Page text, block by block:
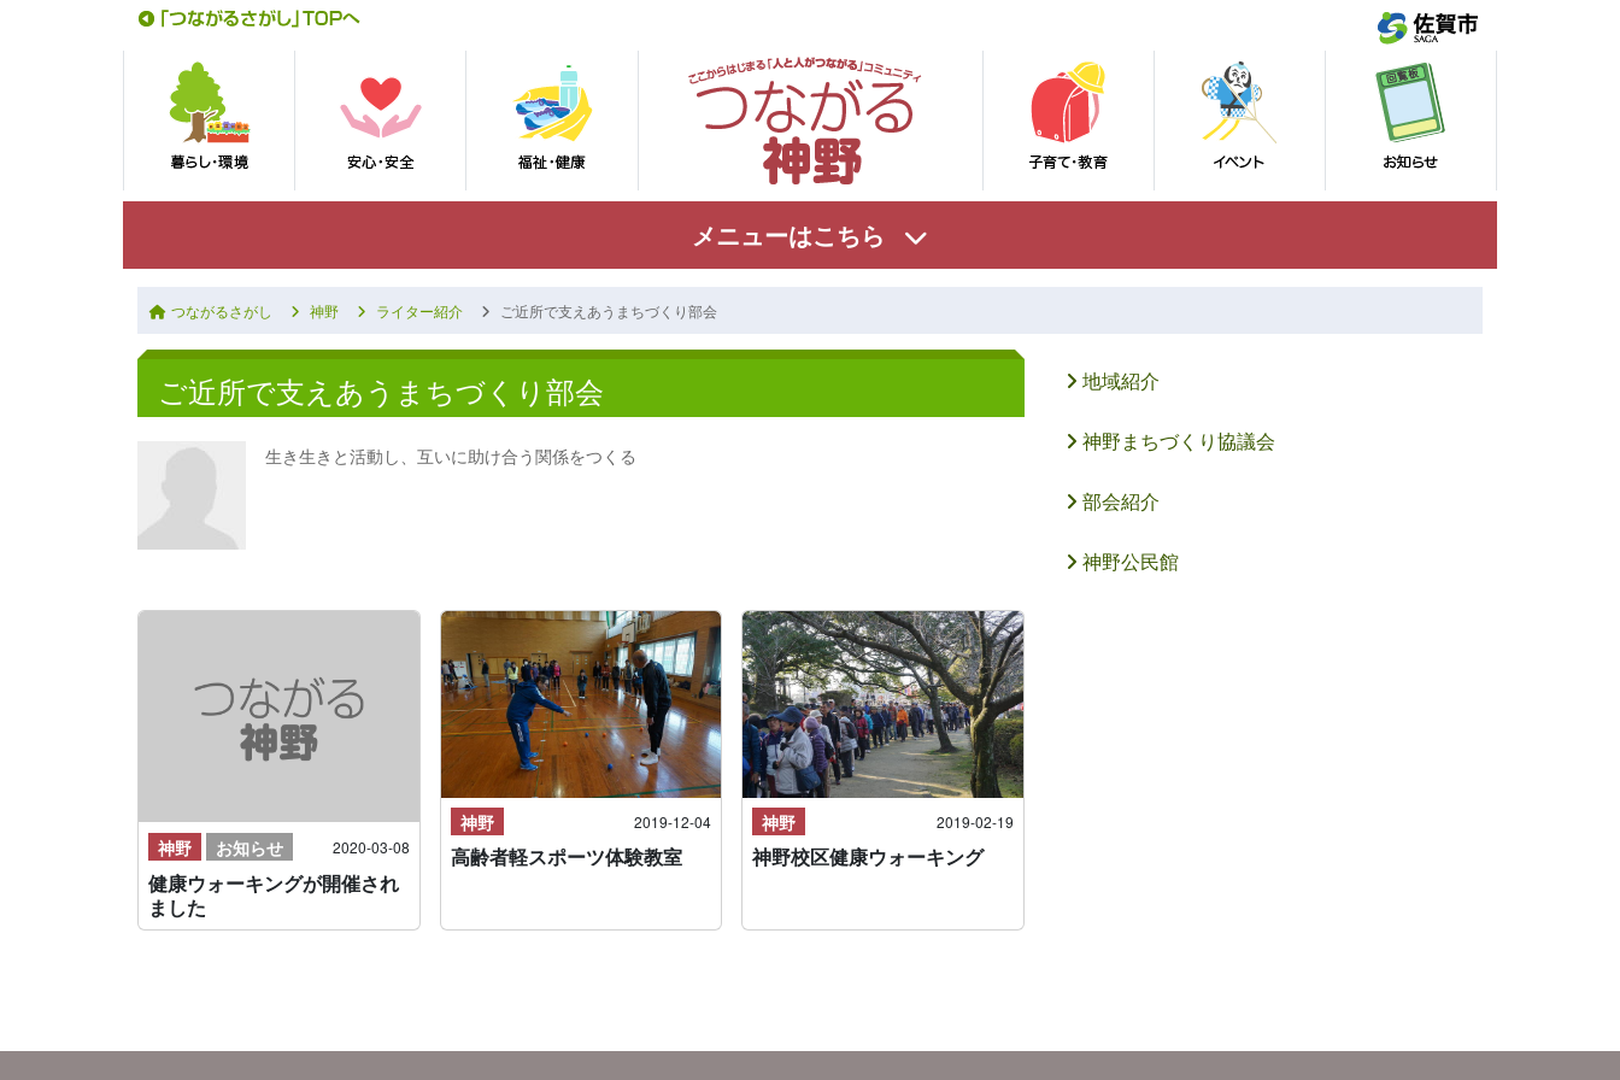
メニューはこちら
つながるさがし 神野 ライター紹介 ご近所で支えあうまちづくり部会
ご近所で支えあうまちづくり部会
生き生きと活動し、互いに助け合う関係をつくる
神野 お知らせ 2020-03-08
健康ウォーキングが開催され
ました
神野 2019-12-04
高齢者軽スポーツ体験教室
神野 2019-02-19
神野校区健康ウォーキング
地域紹介
神野まちづくり協議会
部会紹介
神野公民館